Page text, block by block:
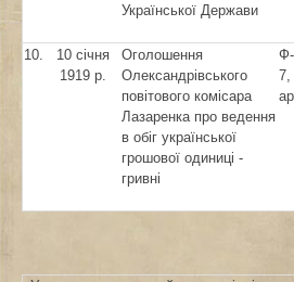
Української Держави
10.
10 січня
1919 р.
Оголошення
Олександрівського
повітового комісара
Лазаренка про ведення
в обіг української
грошової одиниці -
гривні
7,